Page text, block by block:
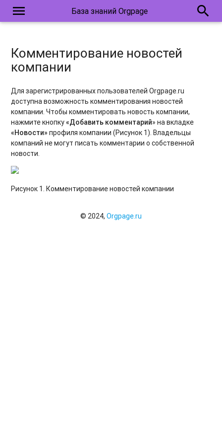
menu База знаний Orgpage search
Комментирование новостей
компании
Для зарегистрированных пользователей Orgpage.ru
доступна возможность комментирования новостей
компании. Чтобы комментировать новость компании,
нажмите кнопку«Добавить комментарий» на вкладке
«Новости» профиля компании (Рисунок 1). Владельцы
компаний не могут писать комментарии о собственной
новости.
Рисунок 1. Комментирование новостей компании
© 2024, Orgpage.ru